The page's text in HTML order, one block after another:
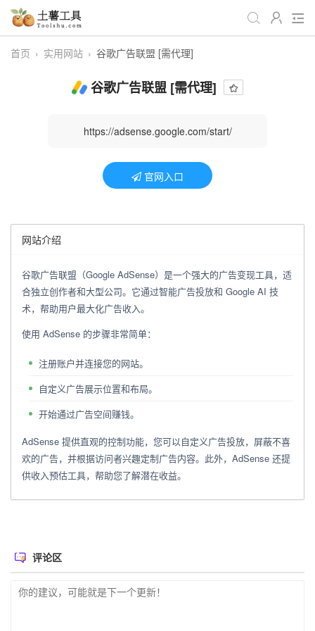
生活日常
视频处理 音频处理
编程开发 站长工具
趣味休闲
首页 › 实用网站 › 谷歌广告联盟 [需代理]
谷歌广告联盟 [需代理]
https://adsense.google.com/start/
官网入口
网站介绍
谷歌广告联盟（Google AdSense）是一个强大的广告变现工具，适
合独立创作者和大型公司。它通过智能广告投放和 Google AI 技
术，帮助用户最大化广告收入。
使用 AdSense 的步骤非常简单：
注册账户并连接您的网站。
自定义广告展示位置和布局。
开始通过广告空间赚钱。
AdSense 提供直观的控制功能，您可以自定义广告投放，屏蔽不喜
欢的广告，并根据访问者兴趣定制广告内容。此外，AdSense 还提
供收入预估工具，帮助您了解潜在收益。
评论区